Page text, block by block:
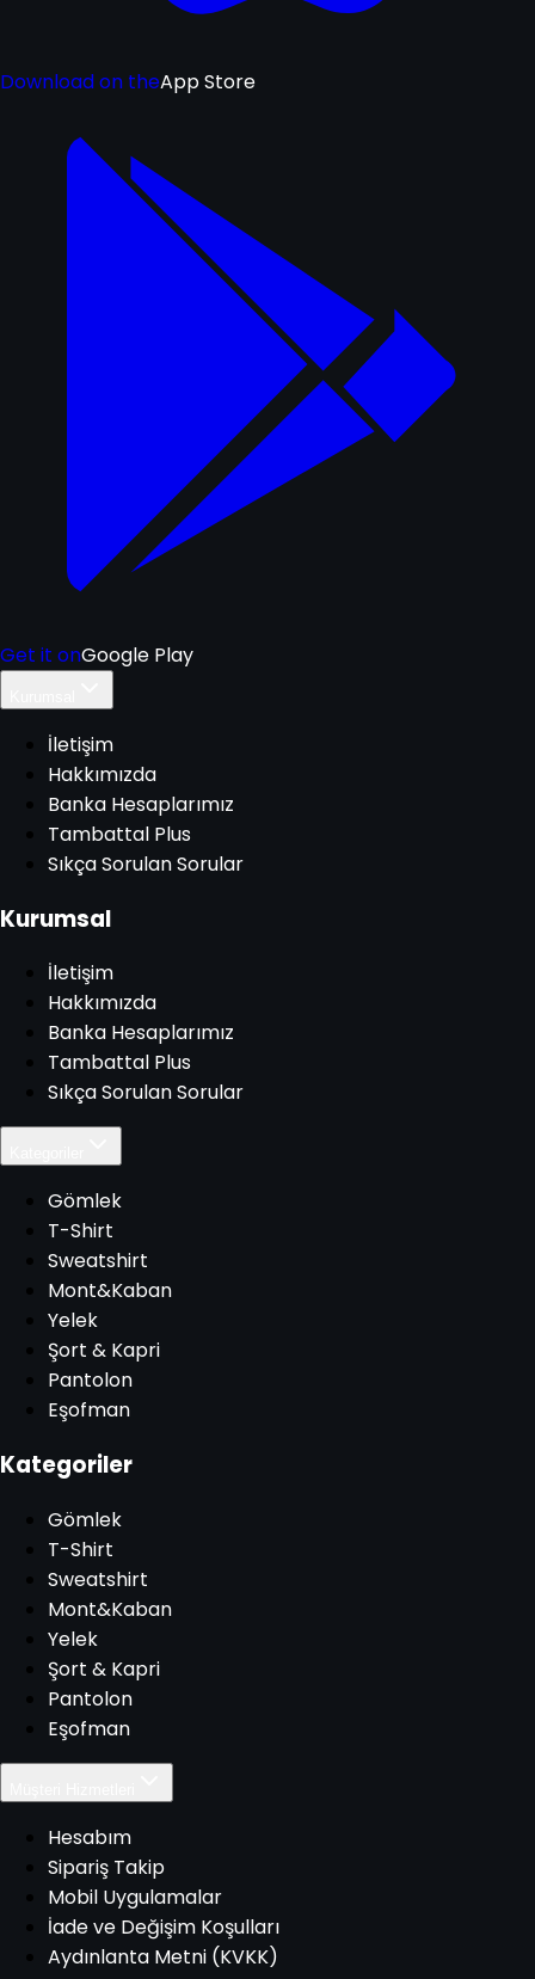
Download on theApp Store
Get it onGoogle Play
İletişim
Hakkımızda
Banka Hesaplarımız
Tambattal Plus
Sıkça Sorulan Sorular
Kurumsal
İletişim
Hakkımızda
Banka Hesaplarımız
Tambattal Plus
Sıkça Sorulan Sorular
Gömlek
T-Shirt
Sweatshirt
Mont&Kaban
Yelek
Şort & Kapri
Pantolon
Eşofman
Kategoriler
Gömlek
T-Shirt
Sweatshirt
Mont&Kaban
Yelek
Şort & Kapri
Pantolon
Eşofman
Hesabım
Sipariş Takip
Mobil Uygulamalar
İade ve Değişim Koşulları
Aydınlanta Metni (KVKK)